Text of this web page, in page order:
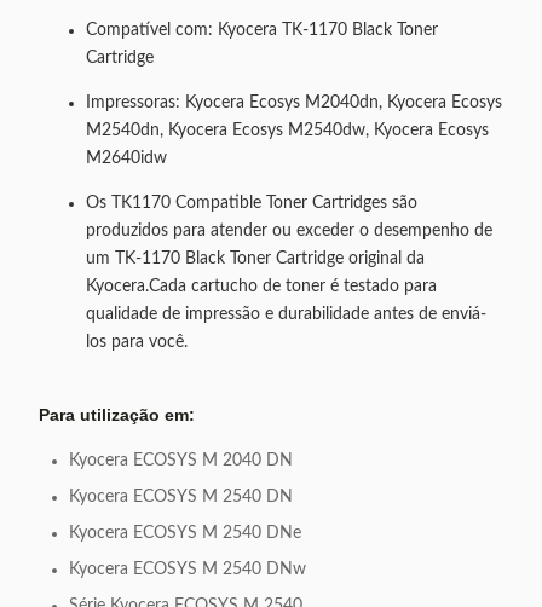
Compatível com: Kyocera TK-1170 Black Toner
Cartridge
Impressoras: Kyocera Ecosys M2040dn, Kyocera Ecosys
M2540dn, Kyocera Ecosys M2540dw, Kyocera Ecosys
M2640idw
Os TK1170 Compatible Toner Cartridges são
produzidos para atender ou exceder o desempenho de
um TK-1170 Black Toner Cartridge original da
Kyocera.Cada cartucho de toner é testado para
qualidade de impressão e durabilidade antes de enviá-
los para você.
Para utilização em:
Kyocera ECOSYS M 2040 DN
Kyocera ECOSYS M 2540 DN
Kyocera ECOSYS M 2540 DNe
Kyocera ECOSYS M 2540 DNw